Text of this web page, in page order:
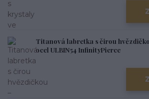
Titanová labretka s čirou
ocel ULBIN54 InfinityPierce